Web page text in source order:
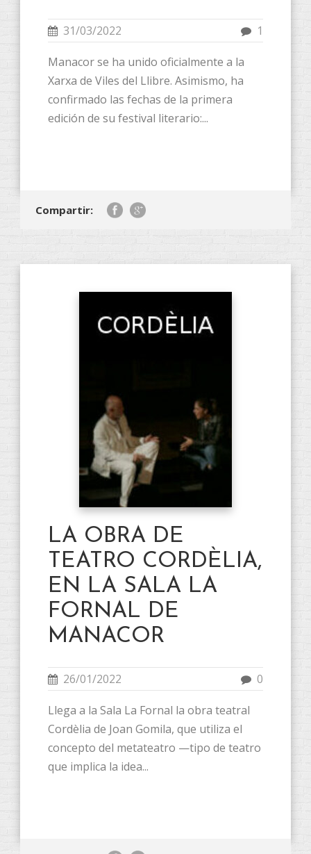
31/03/2022 1
Manacor se ha unido oficialmente a la
Xarxa de Viles del Llibre. Asimismo, ha
confirmado las fechas de la primera
edición de su festival literario:...
Compartir:
LA OBRA DE
TEATRO CORDÈLIA,
EN LA SALA LA
FORNAL DE
MANACOR
26/01/2022 0
Llega a la Sala La Fornal la obra teatral
Cordèlia de Joan Gomila, que utiliza el
concepto del metateatro —tipo de teatro
que implica la idea...